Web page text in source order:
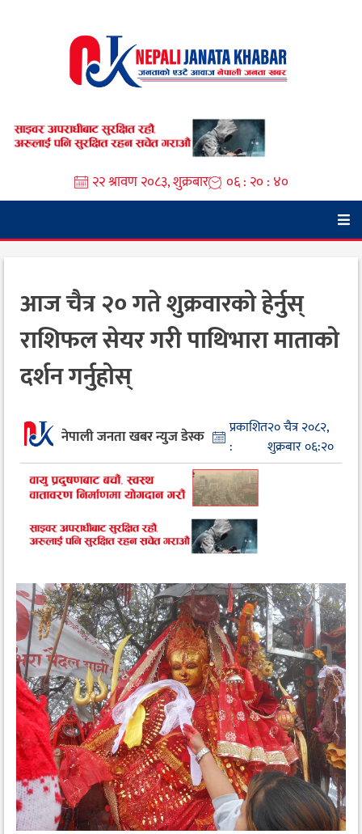
२२ श्रावण २०८३, शुक्रबार ०६ : २० : ४१
आज चैत्र २० गते शुक्रवारको हेर्नुस्
राशिफल सेयर गरी पाथिभारा माताको
दर्शन गर्नुहोस्
नेपाली जनता खबर न्युज डेस्क
प्रकाशित
:
२० चैत्र २०८२,
शुक्रबार ०६:२०